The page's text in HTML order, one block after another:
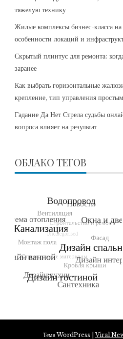
тяжелую технику
Жилые комплексы бизнес-класса на
особенности локаций и
Скрытый плинтус для ремонта:
заранее
Как выбрать горизонтальные
крепление, тип управления
Гадание Да Нет Стрела судьбы
вопроса влияет на результат
ОБЛАКО ТЕГОВ
Тема WordPress |Viral